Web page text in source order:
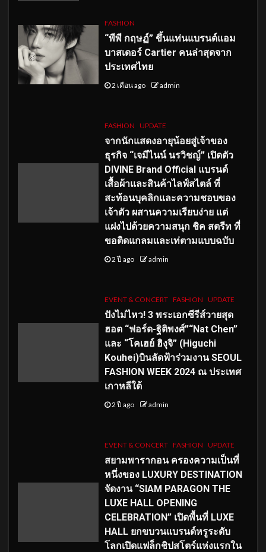
FASHION
“พีพี กฤษฏ์” ขึ้นแท่นแบรนด์แอม
บาสเดอร์ Cartier คนล่าสุดจาก
ประเทศไทย
2 เดือน ago admin
FASHION UPDATE
จากนักแสดงอายุน้อยสู่เจ้าของ
ธุรกิจ “เจมีไนน์ นรวิชญ์” เปิดตัว
DIVINE Brand Official แบรนด์
เสื้อผ้าและสินค้าไลฟ์สไตล์ ที่
สะท้อนบุคลิกและความชอบของ
เจ้าตัว ผสานความเรียบง่าย แต่
แฝงไปด้วยความสนุก ชิค สตรีท ที่
ขอติดแกลมและเท่ตามแบบฉบับ
2 ปี ago admin
EVENT & CONCERT FASHION UPDATE
ปังไม่ไหว! 3 พระเอกซีรีส์วายสุด
ฮอต “ฟอร์ด-ฐิติพงศ์”“Nat Chen”
และ “โคเฮย์ ฮิงุจิ” (Higuchi
Kouhei)บินลัดฟ้าร่วมงาน SEOUL
FASHION WEEK 2024 ณ ประเทศ
เกาหลีใต้
2 ปี ago admin
EVENT & CONCERT FASHION UPDATE
สยามพารากอน ครองความเป็นที่
หนึ่งของ LUXURY DESTINATION
จัดงาน “SIAM PARAGON THE
LUXE HALL OPENING
CELEBRATION” เปิดพื้นที่ LUXE
HALL ยกขบวนแบรนด์หรูระดับ
โลกเปิดแฟล็กชิปสโตร์แห่งแรกใน